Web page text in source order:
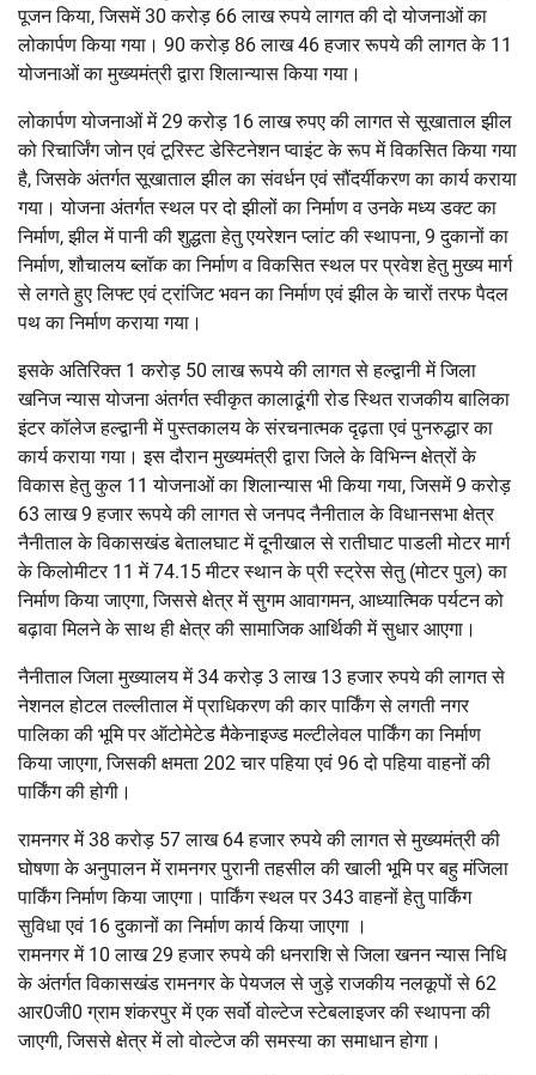
पूजन किया, जिसमें 30 करोड़ 66 लाख रुपये लागत की दो योजनाओं का
लोकार्पण किया गया। 90 करोड़ 86 लाख 46 हजार रूपये की लागत के 11
योजनाओं का मुख्यमंत्री द्वारा शिलान्यास किया गया।
लोकार्पण योजनाओं में 29 करोड़ 16 लाख रुपए की लागत से सूखाताल झील
को रिचार्जिंग जोन एवं टूरिस्ट डेस्टिनेशन प्वाइंट के रूप में विकसित किया गया
है, जिसके अंतर्गत सूखाताल झील का संवर्धन एवं सौंदर्यीकरण का कार्य कराया
गया। योजना अंतर्गत स्थल पर दो झीलों का निर्माण व उनके मध्य डक्ट का
निर्माण, झील में पानी की शुद्धता हेतु एयरेशन प्लांट की स्थापना, 9 दुकानों का
निर्माण, शौचालय ब्लॉक का निर्माण व विकसित स्थल पर प्रवेश हेतु मुख्य मार्ग
से लगते हुए लिफ्ट एवं ट्रांजिट भवन का निर्माण एवं झील के चारों तरफ पैदल
पथ का निर्माण कराया गया।
इसके अतिरिक्त 1 करोड़ 50 लाख रूपये की लागत से हल्द्वानी में जिला
खनिज न्यास योजना अंतर्गत स्वीकृत कालाढूंगी रोड स्थित राजकीय बालिका
इंटर कॉलेज हल्द्वानी में पुस्तकालय के संरचनात्मक दृढ़ता एवं पुनरुद्धार का
कार्य कराया गया। इस दौरान मुख्यमंत्री द्वारा जिले के विभिन्न क्षेत्रों के
विकास हेतु कुल 11 योजनाओं का शिलान्यास भी किया गया, जिसमें 9 करोड़
63 लाख 9 हजार रूपये की लागत से जनपद नैनीताल के विधानसभा क्षेत्र
नैनीताल के विकासखंड बेतालघाट में दूनीखाल से रातीघाट पाडली मोटर मार्ग
के किलोमीटर 11 में 74.15 मीटर स्थान के प्री स्ट्रेस सेतु (मोटर पुल) का
निर्माण किया जाएगा, जिससे क्षेत्र में सुगम आवागमन, आध्यात्मिक पर्यटन को
बढ़ावा मिलने के साथ ही क्षेत्र की सामाजिक आर्थिकी में सुधार आएगा।
नैनीताल जिला मुख्यालय में 34 करोड़ 3 लाख 13 हजार रुपये की लागत से
नेशनल होटल तल्लीताल में प्राधिकरण की कार पार्किंग से लगती नगर
पालिका की भूमि पर ऑटोमेटेड मैकेनाइज्ड मल्टीलेवल पार्किंग का निर्माण
किया जाएगा, जिसकी क्षमता 202 चार पहिया एवं 96 दो पहिया वाहनों की
पार्किंग की होगी।
रामनगर में 38 करोड़ 57 लाख 64 हजार रुपये की लागत से मुख्यमंत्री की
घोषणा के अनुपालन में रामनगर पुरानी तहसील की खाली भूमि पर बहु मंजिला
पार्किंग निर्माण किया जाएगा। पार्किंग स्थल पर 343 वाहनों हेतु पार्किंग
सुविधा एवं 16 दुकानों का निर्माण कार्य किया जाएगा ।
रामनगर में 10 लाख 29 हजार रुपये की धनराशि से जिला खनन न्यास निधि
के अंतर्गत विकासखंड रामनगर के पेयजल से जुड़े राजकीय नलकूपों से 62
आर0जी0 ग्राम शंकरपुर में एक सर्वो वोल्टेज स्टेबलाइजर की स्थापना की
जाएगी, जिससे क्षेत्र में लो वोल्टेज की समस्या का समाधान होगा।